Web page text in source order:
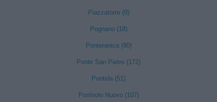
Piazzatorre (9)
Pognano (18)
Ponteranica (90)
Ponte San Pietro (172)
Pontida (51)
Pontirolo Nuovo (107)